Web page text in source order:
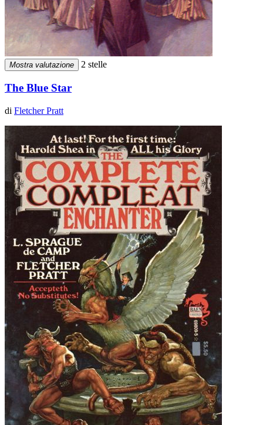
Mostra valutazione 2 stelle
The Blue Star
di Fletcher Pratt